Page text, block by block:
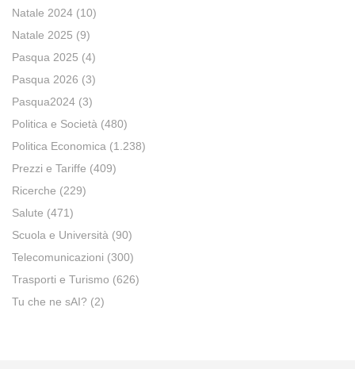
Natale 2024 (10)
Natale 2025 (9)
Pasqua 2025 (4)
Pasqua 2026 (3)
Pasqua2024 (3)
Politica e Società (480)
Politica Economica (1.238)
Prezzi e Tariffe (409)
Ricerche (229)
Salute (471)
Scuola e Università (90)
Telecomunicazioni (300)
Trasporti e Turismo (626)
Tu che ne sAI? (2)